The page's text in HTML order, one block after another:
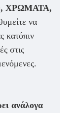
ΧΡΩΜΑΤΑ,
να
κατόπιν
στις
ανάλογα